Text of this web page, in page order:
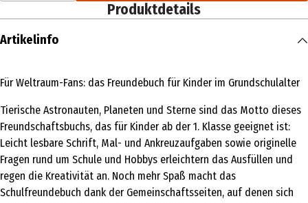
Produktdetails
Artikelinfo
Für Weltraum-Fans: das Freundebuch für Kinder im Grundschulalter
Tierische Astronauten, Planeten und Sterne sind das Motto dieses
Freundschaftsbuchs, das für Kinder ab der 1. Klasse geeignet ist:
Leicht lesbare Schrift, Mal- und Ankreuzaufgaben sowie originelle
Fragen rund um Schule und Hobbys erleichtern das Ausfüllen und
regen die Kreativität an. Noch mehr Spaß macht das
Schulfreundebuch dank der Gemeinschaftsseiten, auf denen sich